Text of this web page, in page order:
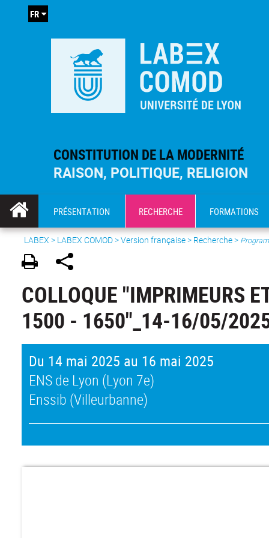
CONSTITUTION DE LA MODERNITÉ
RAISON, POLITIQUE, RELIGION
FR
PRÉSENTATION RECHERCHE FORMATIONS
LABEX > LABEX COMOD>Version française> Recherche >
COLLOQUE "IMPRIMEURS
1500 - 1650"_14-16/05/
Du 14 mai 2025 au 16 mai 2025
ENS de Lyon (Lyon 7e)
Enssib (Villeurbanne)